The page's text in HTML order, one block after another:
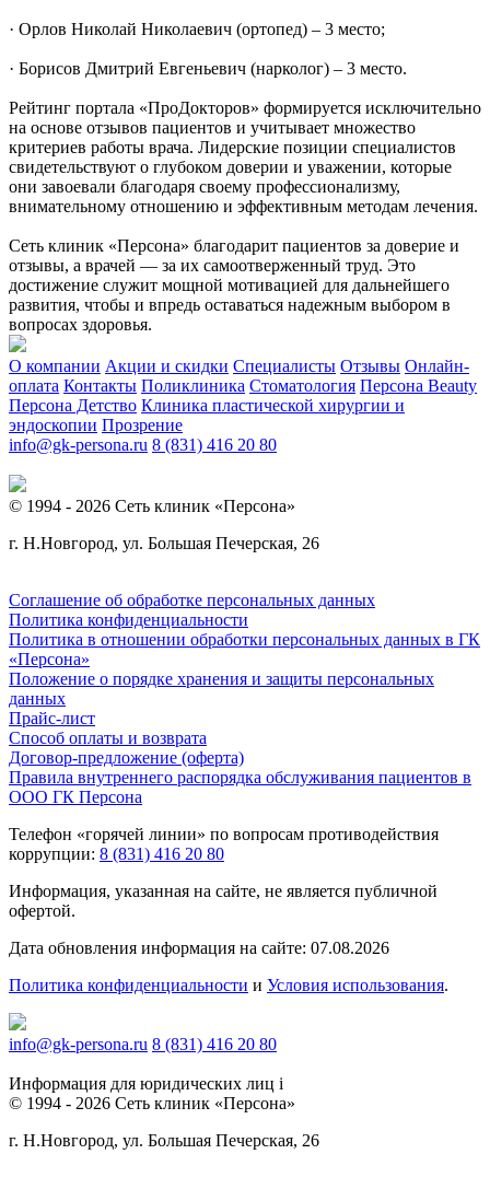
· Орлов Николай Николаевич (ортопед) – 3 место;
· Борисов Дмитрий Евгеньевич (нарколог) – 3 место.
Рейтинг портала «ПроДокторов» формируется исключительно
на основе отзывов пациентов и учитывает множество
критериев работы врача. Лидерские позиции специалистов
свидетельствуют о глубоком доверии и уважении, которые
они завоевали благодаря своему профессионализму,
внимательному отношению и эффективным методам лечения.
Сеть клиник «Персона» благодарит пациентов за доверие и
отзывы, а врачей — за их самоотверженный труд. Это
достижение служит мощной мотивацией для дальнейшего
развития, чтобы и впредь оставаться надежным выбором в
вопросах здоровья.
О компании Акции и скидки Специалисты Отзывы Онлайн-
оплата Контакты Поликлиника Стоматология Персона Beauty
Персона Детство Клиника пластической хирургии и
эндоскопии Прозрение
info@gk-persona.ru 8 (831) 416 20 80
© 1994 - 2026 Сеть клиник «Персона»
г. Н.Новгород, ул. Большая Печерская, 26
Соглашение об обработке персональных данных
Политика конфиденциальности
Политика в отношении обработки персональных данных в ГК
«Персона»
Положение о порядке хранения и защиты персональных
данных
Прайс-лист
Способ оплаты и возврата
Договор-предложение (оферта)
Правила внутреннего распорядка обслуживания пациентов в
ООО ГК Персона
Телефон «горячей линии» по вопросам противодействия
коррупции: 8 (831) 416 20 80
Информация, указанная на сайте, не является публичной
офертой.
Дата обновления информация на сайте: 07.08.2026
Политика конфиденциальности и Условия использования.
info@gk-persona.ru 8 (831) 416 20 80
Информация для юридических лиц i
© 1994 - 2026 Сеть клиник «Персона»
г. Н.Новгород, ул. Большая Печерская, 26